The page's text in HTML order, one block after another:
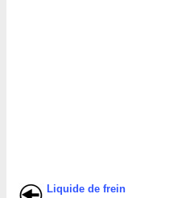
Liquide de frein